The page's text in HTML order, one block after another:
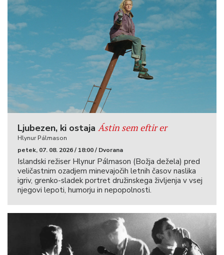
Ljubezen, ki ostaja Ástin sem eftir er
Hlynur Pálmason
petek, 07. 08. 2026 / 18:00 / Dvorana
Islandski režiser Hlynur Pálmason (Božja dežela) pred
veličastnim ozadjem minevajočih letnih časov naslika
igriv, grenko-sladek portret družinskega življenja v vsej
njegovi lepoti, humorju in nepopolnosti.